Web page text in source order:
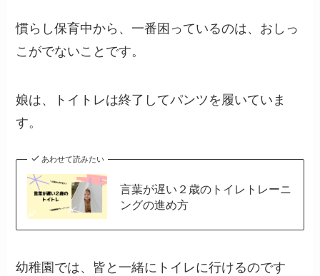
慣らし保育中から、一番困っているのは、おしっ
こがでないことです。
娘は、トイトレは終了してパンツを履いていま
す。
あわせて読みたい
言葉が遅い２歳のトイレトレーニ
ングの進め方
幼稚園では、皆と一緒にトイレに行けるのです